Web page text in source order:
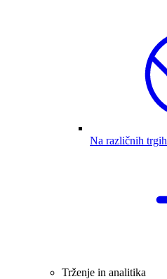
Na različnih trgih
Trženje in analitika